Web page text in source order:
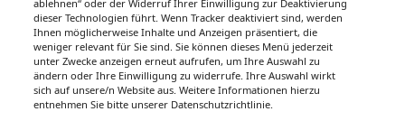
Hier finden Sie die aktuelle Ausgabe der
Gesundheitsberichterstattung in den 120
Wochenzeitungen der RegionalMedien
Austria sowie ein Archiv der vergangenen
Ausgaben.
ablehnen“ oder der Widerruf Ihrer Einwilligung zur Deaktivierung
dieser Technologien führt. Wenn Tracker deaktiviert sind, werden
Ihnen möglicherweise Inhalte und Anzeigen präsentiert, die
weniger relevant für Sie sind. Sie können dieses Menü jederzeit
unter Zwecke anzeigen erneut aufrufen, um Ihre Auswahl zu
ändern oder Ihre Einwilligung zu widerrufe. Ihre Auswahl wirkt
sich auf unsere/n Website aus. Weitere Informationen hierzu
entnehmen Sie bitte unserer Datenschutzrichtlinie.